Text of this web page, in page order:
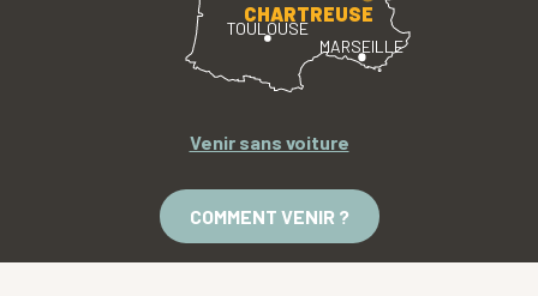
TOULOUSE
MARSEILLE
CHARTREUSE
Venir sans voiture
COMMENT VENIR ?